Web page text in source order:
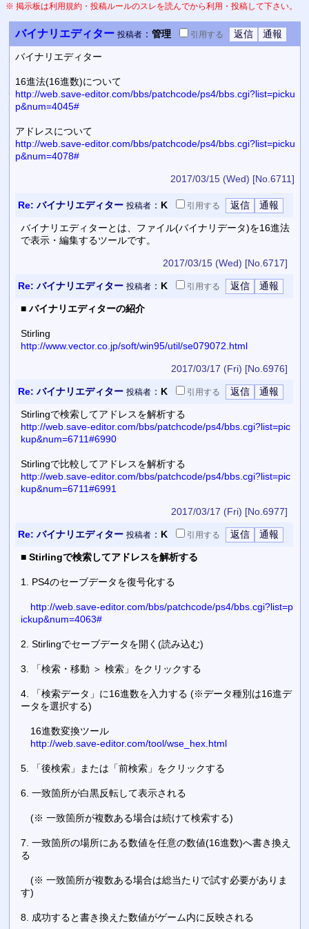
※ 掲示板は利用規約・投稿ルールのスレを読んでから利用・投稿して下さい。
バイナリエディター 投稿者： 管理 引用する
バイナリエディター
16進法(16進数)について
http://web.save-editor.com/bbs/patchcode/ps4/bbs.cgi?list=picku
p&num=4045#
アドレスについて
http://web.save-editor.com/bbs/patchcode/ps4/bbs.cgi?list=picku
p&num=4078#
2017/03/15 (Wed) [No.6711]
Re: バイナリエディター 投稿者： K 引用する
バイナリエディターとは、ファイル(バイナリデータ)を16進法
で表示・編集するツールです。
2017/03/15 (Wed) [No.6717]
Re: バイナリエディター 投稿者： K 引用する
■ バイナリエディターの紹介
Stirling
http://www.vector.co.jp/soft/win95/util/se079072.html
2017/03/17 (Fri) [No.6976]
Re: バイナリエディター 投稿者： K 引用する
Stirlingで検索してアドレスを解析する
http://web.save-editor.com/bbs/patchcode/ps4/bbs.cgi?list=pic
kup&num=6711#6990
Stirlingで比較してアドレスを解析する
http://web.save-editor.com/bbs/patchcode/ps4/bbs.cgi?list=pic
kup&num=6711#6991
2017/03/17 (Fri) [No.6977]
Re: バイナリエディター 投稿者： K 引用する
■ Stirlingで検索してアドレスを解析する
1. PS4のセーブデータを復号化する
http://web.save-editor.com/bbs/patchcode/ps4/bbs.cgi?list=p
ickup&num=4063#
2. Stirlingでセーブデータを開く(読み込む)
3. 「検索・移動 ＞ 検索」をクリックする
4. 「検索データ」に16進数を入力する (※データ種別は16進デ
ータを選択する)
16進数変換ツール
http://web.save-editor.com/tool/wse_hex.html
5. 「後検索」または「前検索」をクリックする
6. 一致箇所が白黒反転して表示される
(※ 一致箇所が複数ある場合は続けて検索する)
7. 一致箇所の場所にある数値を任意の数値(16進数)へ書き換え
る
(※ 一致箇所が複数ある場合は総当たりで試す必要がありま
す)
8. 成功すると書き換えた数値がゲーム内に反映される